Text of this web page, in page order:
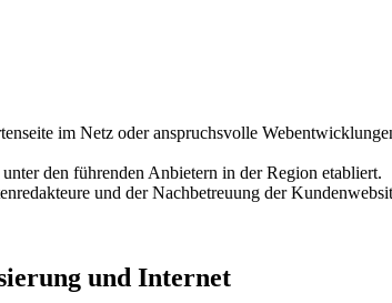
im Netz oder anspruchsvolle
den führenden Anbietern in der Region etabliert.
und der Nachbetreuung der
und Internet